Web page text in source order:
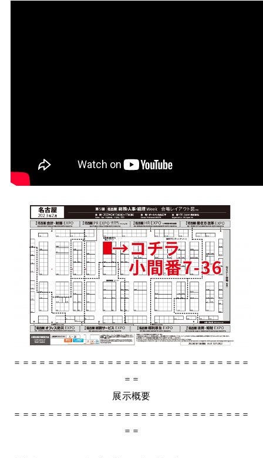
＝＝＝＝＝＝＝＝＝＝＝＝＝＝＝＝＝＝＝＝＝＝＝＝＝＝＝＝
＝＝
展示概要
＝＝＝＝＝＝＝＝＝＝＝＝＝＝＝＝＝＝＝＝＝＝＝＝＝＝＝＝
＝＝